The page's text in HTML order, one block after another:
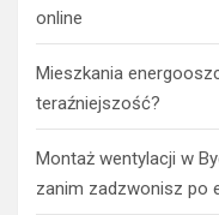
online
Mieszkania
teraźniejszość?
Montaż wentylacji w
zanim zadzwonisz po